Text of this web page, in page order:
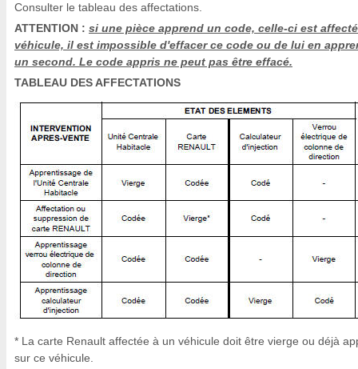
Consulter le tableau des affectations.
ATTENTION : si une pièce apprend un code, celle-ci est
véhicule, il est impossible d'effacer ce code ou de lui en
un second. Le code appris ne peut pas être effacé.
TABLEAU DES AFFECTATIONS
* La carte Renault affectée à un véhicule doit être vierge ou déjà
sur ce véhicule.